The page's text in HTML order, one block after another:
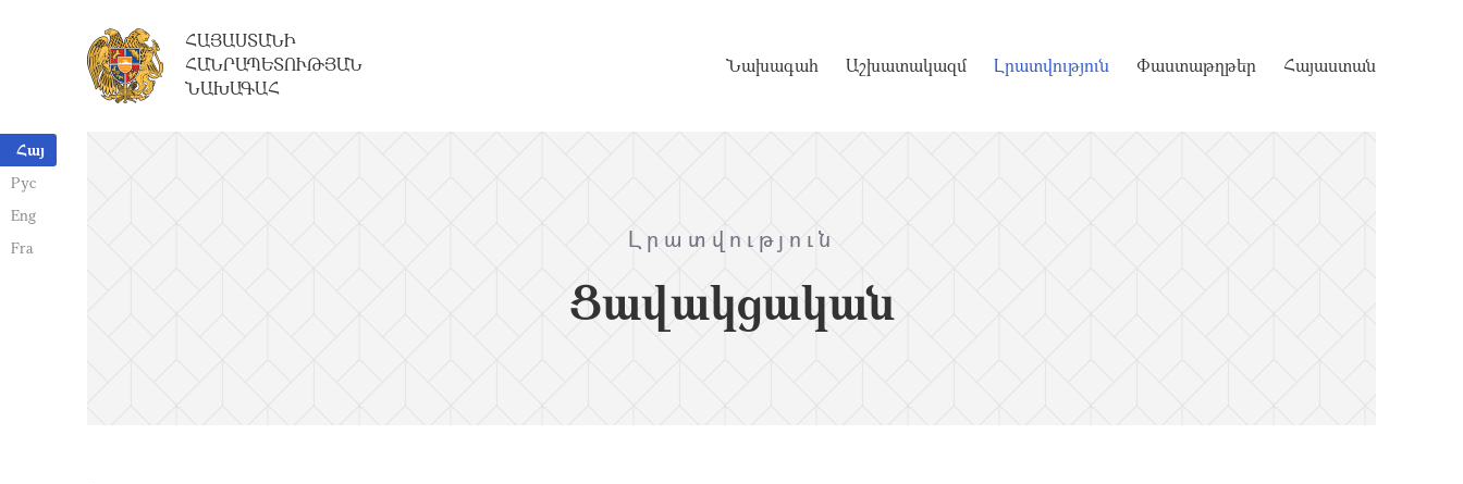
Հայ
Рус
Eng
Fra
ՀԱՅԱՍՏԱՆԻ
ՀԱՆՐԱՊԵՏՈՒԹՅԱՆ
ՆԱԽԱԳԱՀ
Նախագահ Աշխատակազմ Լրատվություն Փաստաթղթեր Հայաստան
Լրատվություն
Ցավակցական